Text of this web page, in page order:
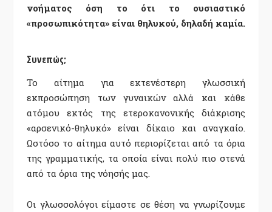
νοήματος όση το ότι το ουσιαστικό
«προσωπικότητα» είναι θηλυκού, δηλαδή καμία.
Συνεπώς;
Το αίτημα για εκτενέστερη γλωσσική
εκπροσώπηση των γυναικών αλλά και κάθε
ατόμου εκτός της ετεροκανονικής διάκρισης
«αρσενικό-θηλυκό» είναι δίκαιο και αναγκαίο.
Ωστόσο το αίτημα αυτό περιορίζεται από τα όρια
της γραμματικής, τα οποία είναι πολύ πιο στενά
από τα όρια της νόησής μας.
Οι γλωσσολόγοι είμαστε σε θέση να γνωρίζουμε